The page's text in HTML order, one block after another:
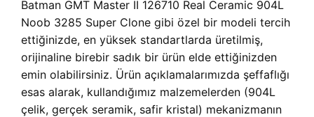
Batman GMT Master II 126710 Real Ceramic 904L
Noob 3285 Super Clone gibi özel bir modeli tercih
ettiğinizde, en yüksek standartlarda üretilmiş,
orijinaline birebir sadık bir ürün elde ettiğinizden
emin olabilirsiniz. Ürün açıklamalarımızda şeffaflığı
esas alarak, kullandığımız malzemelerden (904L
çelik, gerçek seramik, safir kristal) mekanizmanın